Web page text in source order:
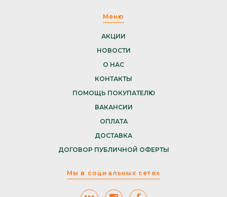
Меню
АКЦИИ
НОВОСТИ
О НАС
КОНТАКТЫ
ПОМОЩЬ ПОКУПАТЕЛЮ
ВАКАНСИИ
ОПЛАТА
ДОСТАВКА
ДОГОВОР ПУБЛИЧНОЙ ОФЕРТЫ
Мы в социальных сетях